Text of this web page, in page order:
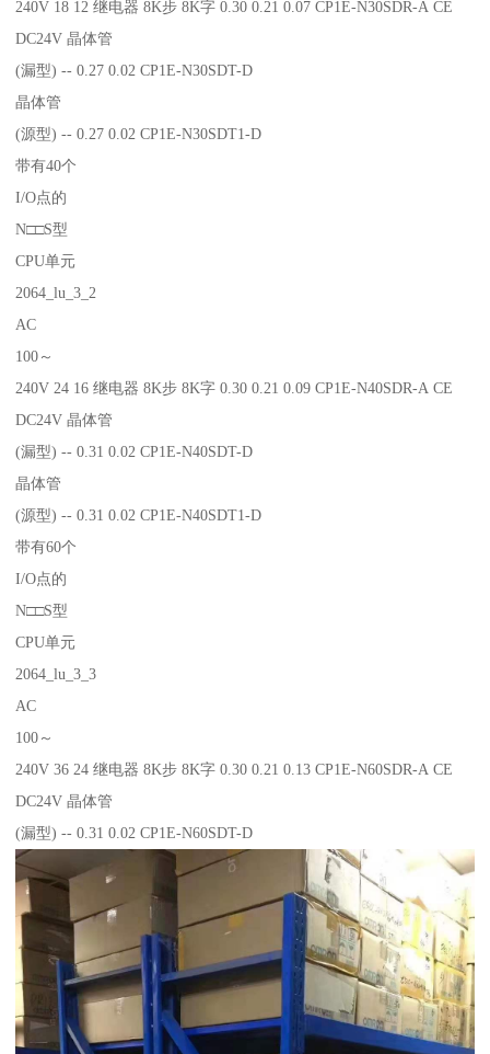
240V 18 12 继电器 8K步 8K字 0.30 0.21 0.07 CP1E-N30SDR-A CE
DC24V 晶体管
(漏型) -- 0.27 0.02 CP1E-N30SDT-D
晶体管
(源型) -- 0.27 0.02 CP1E-N30SDT1-D
带有40个
I/O点的
N□□S型
CPU单元
2064_lu_3_2
AC
100～
240V 24 16 继电器 8K步 8K字 0.30 0.21 0.09 CP1E-N40SDR-A CE
DC24V 晶体管
(漏型) -- 0.31 0.02 CP1E-N40SDT-D
晶体管
(源型) -- 0.31 0.02 CP1E-N40SDT1-D
带有60个
I/O点的
N□□S型
CPU单元
2064_lu_3_3
AC
100～
240V 36 24 继电器 8K步 8K字 0.30 0.21 0.13 CP1E-N60SDR-A CE
DC24V 晶体管
(漏型) -- 0.31 0.02 CP1E-N60SDT-D